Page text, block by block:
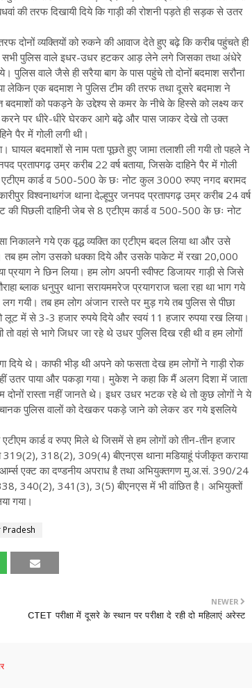
तरफ दिखायी दिये कि गाड़ी की रोशनी पड़ते ही सड़क से उतर
दोनों व्यक्तियों को रुकने की आवाज देते हुए बढ़े कि करीब पहुंचते ही
सभी पुलिस वाले इधर-उधर हटकर आड़ लेने लगे जिसका तथा अंधेरे
पुलिस वाले जैसे ही सरैया बाग के पास पहुंचे तो दोनों बदमाश सरौना
लेकिन एक बदमाश ने पुलिस टीम की तरफ तथा दूसरे बदमाश ने
बदमाशों को पकड़ने के उद्देश्य से कमर के नीचे के हिस्से को लक्ष्य कर
न करने पर धीरे-धीरे घेरकर आगे बढ़े और पास जाकर देखे तो उक्त
पैर में गोली लगी थी।
बदमाशों से नाम पता पूछते हुए जामा तलाशी ली गयी तो पहले ने
प्रतापगढ़ उम्र करीब 22 वर्ष बताया, जिसके दाहिने पैर में गोली
एटीएम कार्ड व 500-500 के छः नोट कुल 3000 रुपए नगद बरामद
विश्वनाथगंज थाना देल्हूपुर जनपद प्रतापगढ़ उम्र करीब 24 वर्ष
की पिछली दाहिनी जेब से 8 एटीएम कार्ड व 500-500 के छः नोट
निकालने गये एक वृद्ध व्यक्ति का एटीएम बदल लिया था और उसे
तब हम लोग उसको धक्का दिये और उसके पाकेट में रखा 20,000
प्रयाग ने छिन लिया। हम लोग अपनी स्वीफ्ट डिजायर गाड़ी से जिसे
ब्लाक धनुपुर थाना सरायममरेज प्रयागराज चला रहा था भाग गये
गयी। तब हम लोग अंजान रास्ते पर मुड़ गये तब पुलिस से पीछा
में से 3-3 हजार रुपये दिये और स्वयं 11 हजार रुपया रख लिया।
वहां से भागे जिधर जा रहे थे उधर पुलिस दिख रही थी व हम लोगों
दिये थे। काफी भीड़ थी अपने को फसता देख हम लोगों ने गाड़ी रोक
पाया और पकड़ा गया। मुकेश ने कहा कि मैं अलग दिशा में जाता
रास्ता नहीं जानते थे। इधर उधर भटक रहे थे तो कुछ लोगों ने ये
पुलिस वालों को देखकर पकड़े जाने को लेकर डर गये इसलिये
कार्ड व रुपए मिले थे जिसमें से हम लोगों को तीन-तीन हजार
318(2), 309(4) बीएनएस थाना मडियाहूं पंजीकृत कराया
एक्ट का दण्डनीय अपराध है तथा अभियुक्तगण मु.अ.सं. 390/24
341(3), 3(5) बीएनएस में भी वांछित है। अभियुक्तों
गया।
Pradesh
NEWER
CTET परीक्षा में दूसरे के स्थान पर परीक्षा दे रही दो महिलाएं अरेस्ट